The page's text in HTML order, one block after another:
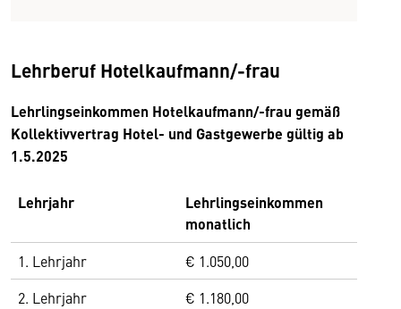
Lehrberuf Hotelkaufmann/-frau
Lehrlingseinkommen Hotelkaufmann/-frau gemäß
Kollektivvertrag Hotel- und Gastgewerbe gültig ab
1.5.2025
Lehrjahr
Lehrlingseinkommen
monatlich
1. Lehrjahr
€ 1.050,00
2. Lehrjahr
€ 1.180,00